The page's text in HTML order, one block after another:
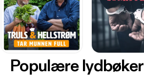
Populære lydbøker